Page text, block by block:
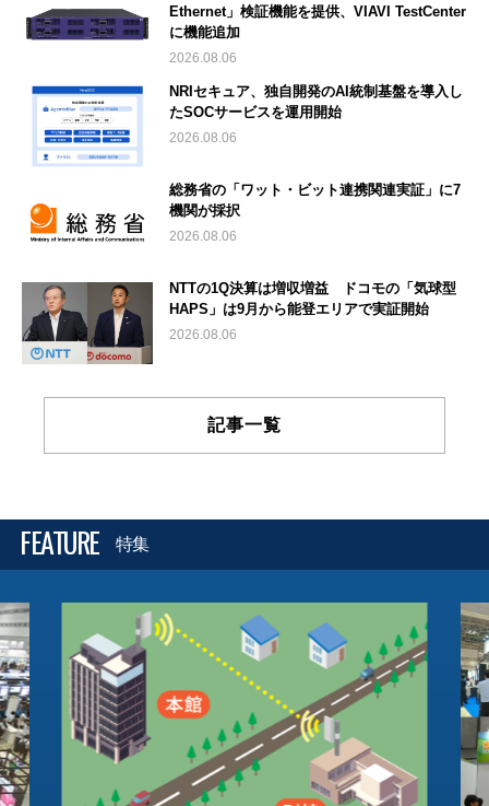
Ethernet」検証機能を提供、VIAVI TestCenter
に機能追加
2026.08.06
NRIセキュア、独自開発のAI統制基盤を導入し
たSOCサービスを運用開始
2026.08.06
総務省の「ワット・ビット連携関連実証」に7
機関が採択
2026.08.06
NTTの1Q決算は増収増益 ドコモの「気球型
HAPS」は9月から能登エリアで実証開始
2026.08.06
記事一覧
FEATURE 特集